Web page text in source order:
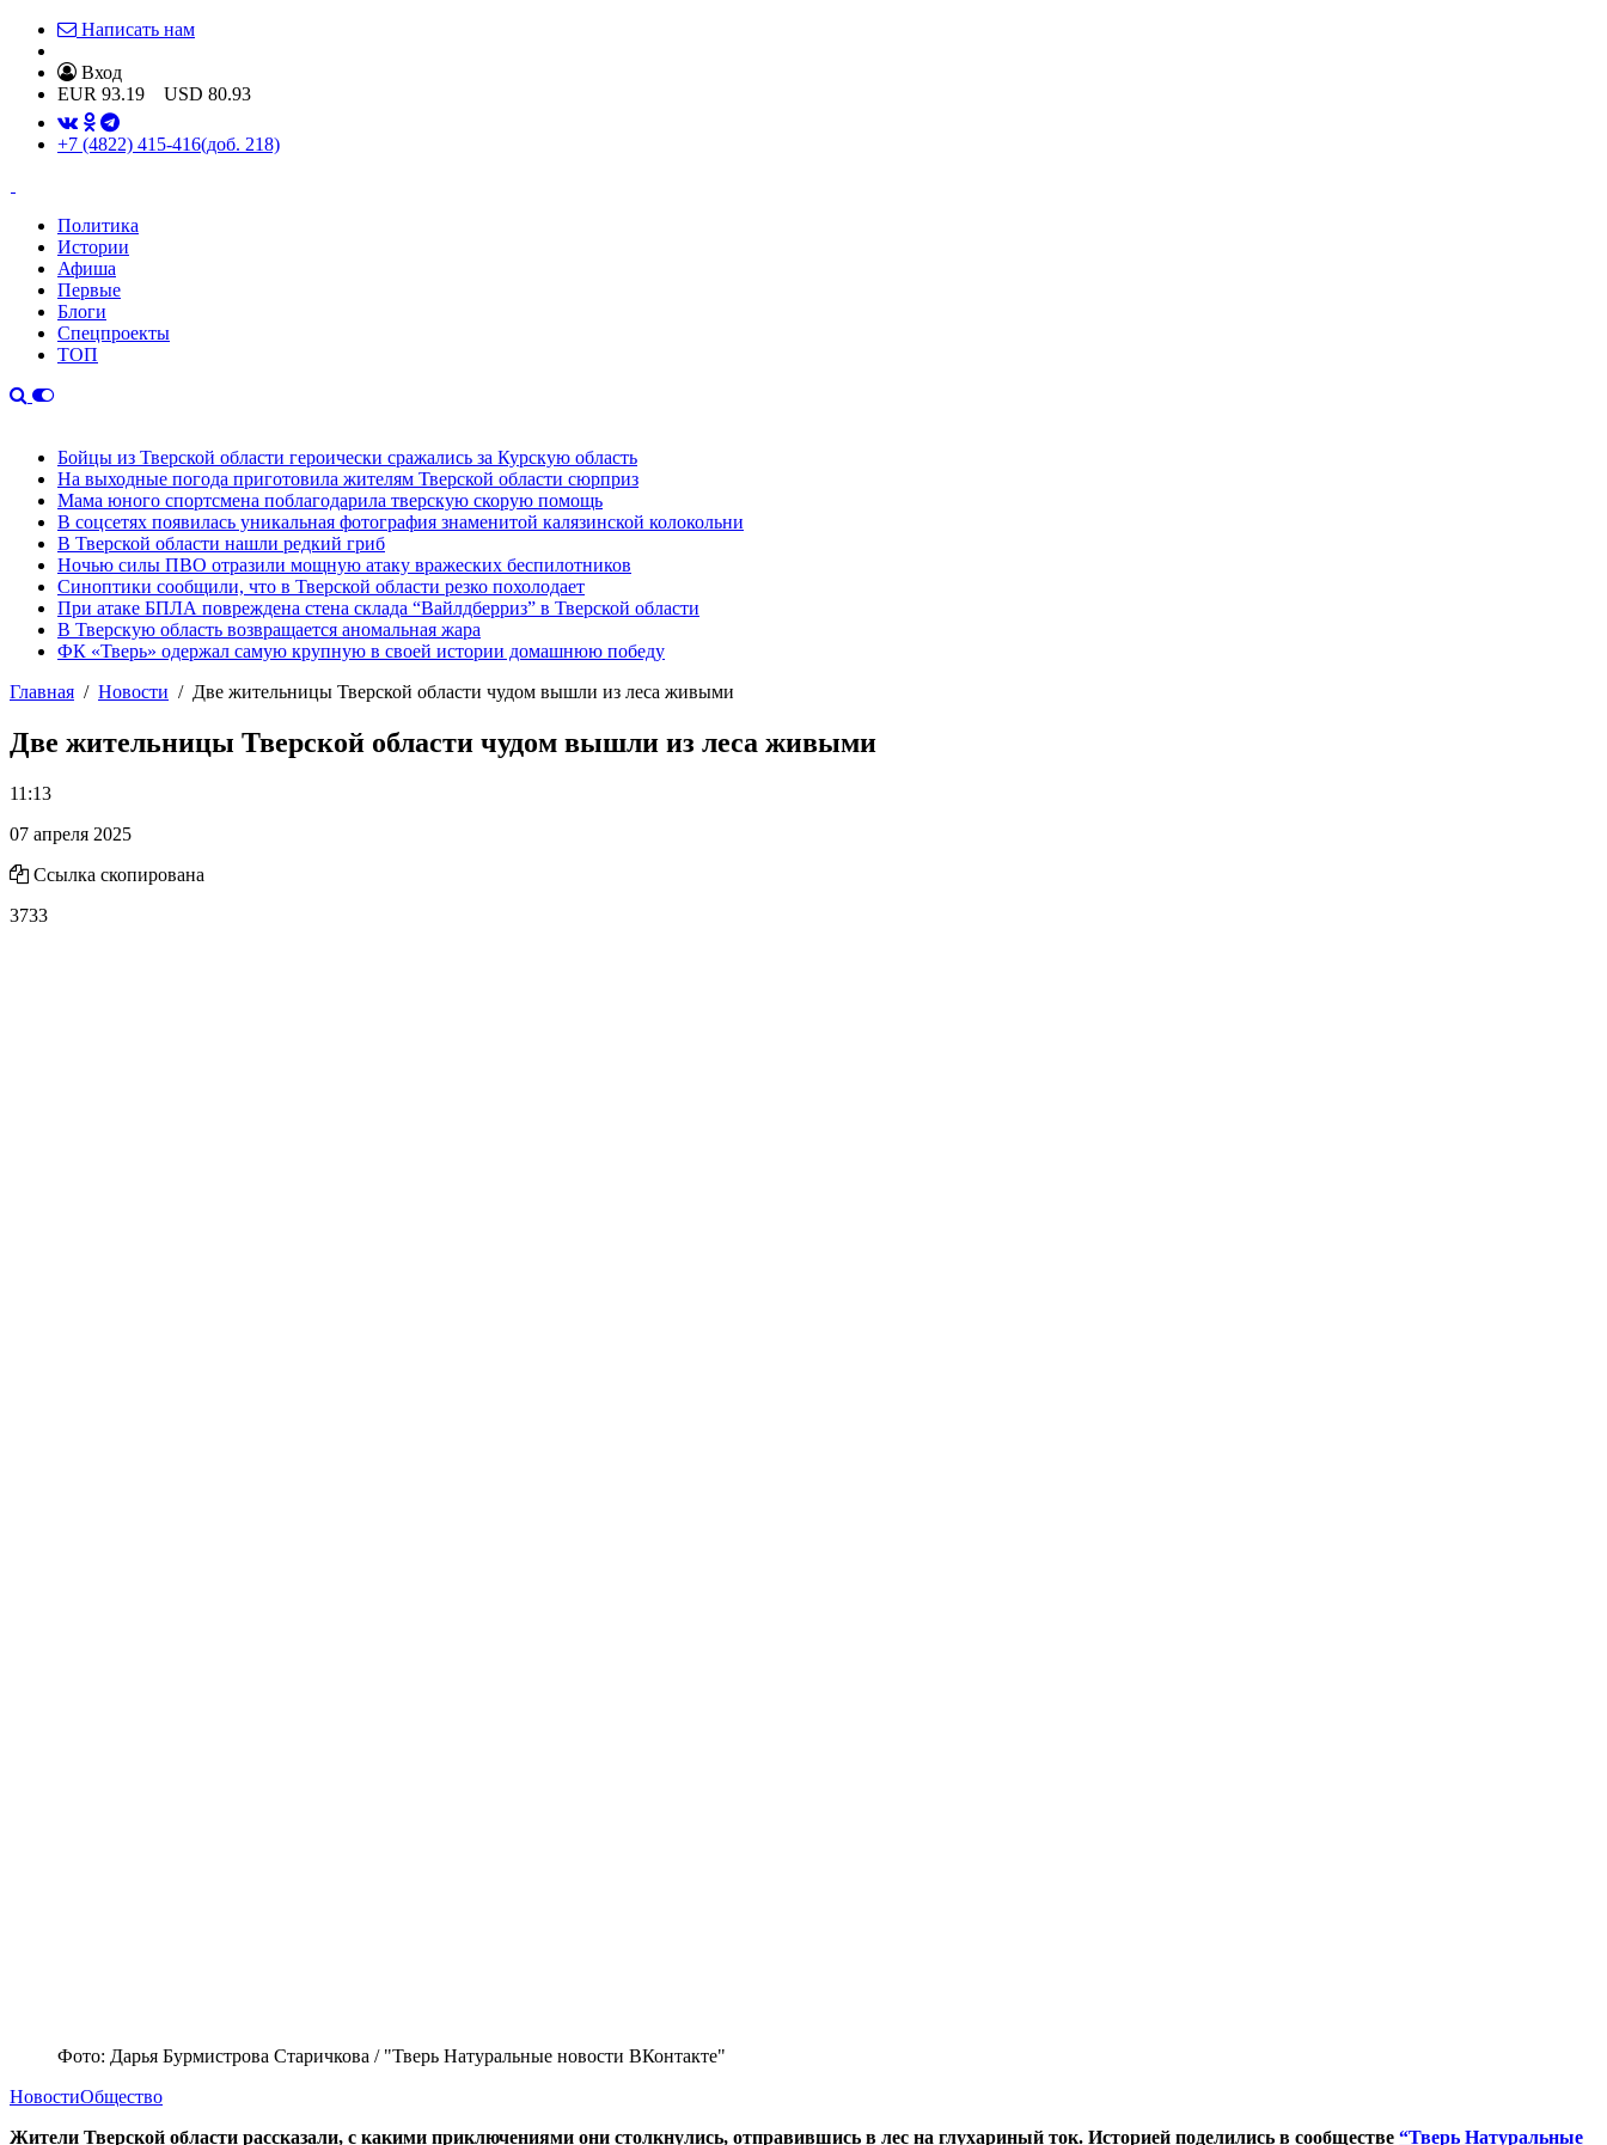
Написать нам
Вход
EUR 93.19 USD 80.93
+7 (4822) 415-416(доб. 218)
Политика
Истории
Афиша
Первые
Блоги
Спецпроекты
ТОП
Бойцы из Тверской области героически сражались за Курскую область
На выходные погода приготовила жителям Тверской области сюрприз
Мама юного спортсмена поблагодарила тверскую скорую помощь
В соцсетях появилась уникальная фотография знаменитой калязинской колокольни
В Тверской области нашли редкий гриб
Ночью силы ПВО отразили мощную атаку вражеских беспилотников
Синоптики сообщили, что в Тверской области резко похолодает
При атаке БПЛА повреждена стена склада “Вайлдберриз” в Тверской области
В Тверскую область возвращается аномальная жара
ФК «Тверь» одержал самую крупную в своей истории домашнюю победу
Главная
Новости Две жительницы Тверской области чудом вышли из леса живыми
Две жительницы Тверской области чудом вышли из леса живыми
11:13
07 апреля 2025
Ссылка скопирована
3733
Фото: Дарья Бурмистрова Старичкова / "Тверь Натуральные новости ВКонтакте"
НовостиОбщество
Жители Тверской области рассказали, с какими приключениями они столкнулись, отправившись в лес на глухариный ток. Историей поделились в сообществе “Тверь Натуральные